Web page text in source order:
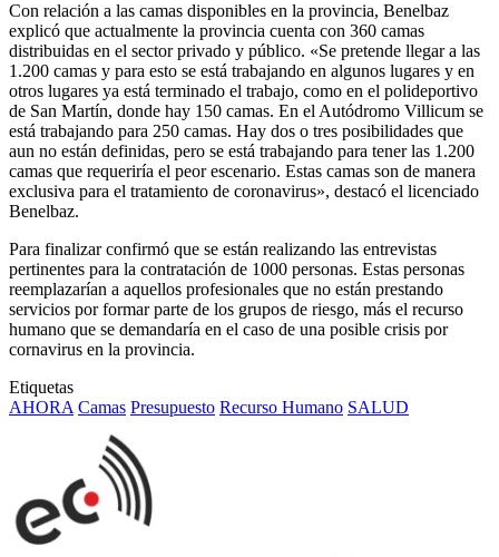
Con relación a las camas disponibles en la provincia, Benelbaz
explicó que actualmente la provincia cuenta con 360 camas
distribuidas en el sector privado y público. «Se pretende llegar a las
1.200 camas y para esto se está trabajando en algunos lugares y en
otros lugares ya está terminado el trabajo, como en el polideportivo
de San Martín, donde hay 150 camas. En el Autódromo Villicum se
está trabajando para 250 camas. Hay dos o tres posibilidades que
aun no están definidas, pero se está trabajando para tener las 1.200
camas que requeriría el peor escenario. Estas camas son de manera
exclusiva para el tratamiento de coronavirus», destacó el licenciado
Benelbaz.
Para finalizar confirmó que se están realizando las entrevistas
pertinentes para la contratación de 1000 personas. Estas personas
reemplazarían a aquellos profesionales que no están prestando
servicios por formar parte de los grupos de riesgo, más el recurso
humano que se demandaría en el caso de una posible crisis por
cornavirus en la provincia.
Etiquetas
AHORA Camas Presupuesto Recurso Humano SALUD